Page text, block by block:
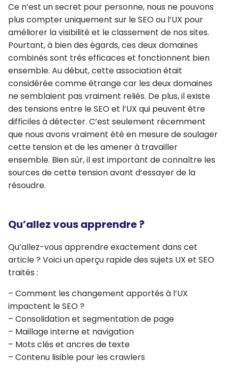
Ce n’est un secret pour personne, nous ne pouvons
plus compter uniquement sur le SEO ou l’UX pour
améliorer la visibilité et le classement de nos sites.
Pourtant, à bien des égards, ces deux domaines
combinés sont très efficaces et fonctionnent bien
ensemble. Au début, cette association était
considérée comme étrange car les deux domaines
ne semblaient pas vraiment reliés. De plus, il existe
des tensions entre le SEO et l’UX qui peuvent être
difficiles à détecter. C’est seulement récemment
que nous avons vraiment été en mesure de soulager
cette tension et de les amener à travailler
ensemble. Bien sûr, il est important de connaître les
sources de cette tension avant d’essayer de la
résoudre.
Qu’allez vous apprendre ?
Qu’allez-vous apprendre exactement dans cet
article ? Voici un aperçu rapide des sujets UX et SEO
traités :
– Comment les changement apportés à l’UX
impactent le SEO ?
– Consolidation et segmentation de page
– Maillage interne et navigation
– Mots clés et ancres de texte
– Contenu lisible pour les crawlers